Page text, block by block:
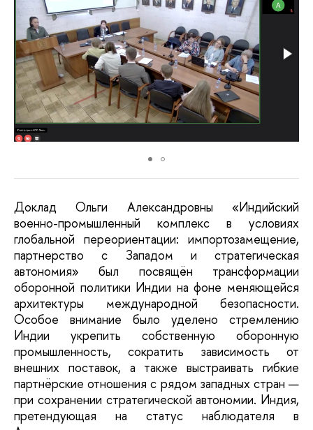
Доклад Ольги Александровны «Индийский
военно-промышленный комплекс в условиях
глобальной переориентации: импортозамещение,
партнерство с Западом и стратегическая
автономия» был посвящён трансформации
оборонной политики Индии на фоне меняющейся
архитектуры международной безопасности.
Особое внимание было уделено стремлению
Индии укрепить собственную оборонную
промышленность, сократить зависимость от
внешних поставок, а также выстраивать гибкие
партнёрские отношения с рядом западных стран —
при сохранении стратегической автономии. Индия,
претендующая на статус наблюдателя в